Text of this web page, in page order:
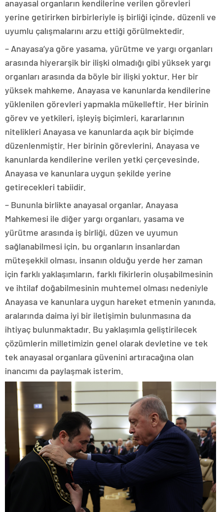
anayasal organların kendilerine verilen görevleri
yerine getirirken birbirleriyle iş birliği içinde, düzenli ve
uyumlu çalışmalarını arzu ettiği görülmektedir.
– Anayasa’ya göre yasama, yürütme ve yargı organları
arasında hiyerarşik bir ilişki olmadığı gibi yüksek yargı
organları arasında da böyle bir ilişki yoktur. Her bir
yüksek mahkeme, Anayasa ve kanunlarda kendilerine
yüklenilen görevleri yapmakla mükelleftir. Her birinin
görev ve yetkileri, işleyiş biçimleri, kararlarının
nitelikleri Anayasa ve kanunlarda açık bir biçimde
düzenlenmiştir. Her birinin görevlerini, Anayasa ve
kanunlarda kendilerine verilen yetki çerçevesinde,
Anayasa ve kanunlara uygun şekilde yerine
getirecekleri tabiidir.
– Bununla birlikte anayasal organlar, Anayasa
Mahkemesi ile diğer yargı organları, yasama ve
yürütme arasında iş birliği, düzen ve uyumun
sağlanabilmesi için, bu organların insanlardan
müteşekkil olması, insanın olduğu yerde her zaman
için farklı yaklaşımların, farklı fikirlerin oluşabilmesinin
ve ihtilaf doğabilmesinin muhtemel olması nedeniyle
Anayasa ve kanunlara uygun hareket etmenin yanında,
aralarında daima iyi bir iletişimin bulunmasına da
ihtiyaç bulunmaktadır. Bu yaklaşımla geliştirilecek
çözümlerin milletimizin genel olarak devletine ve tek
tek anayasal organlara güvenini artıracağına olan
inancımı da paylaşmak isterim.